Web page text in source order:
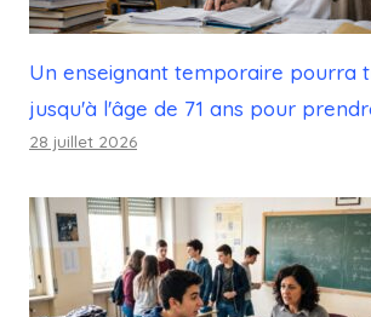
Un enseignant temporaire pourra
jusqu'à l'âge de 71 ans pour
28 juillet 2026